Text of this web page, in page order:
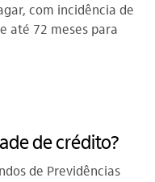
com incidência de
até 72 meses para
de crédito?
de Previdências